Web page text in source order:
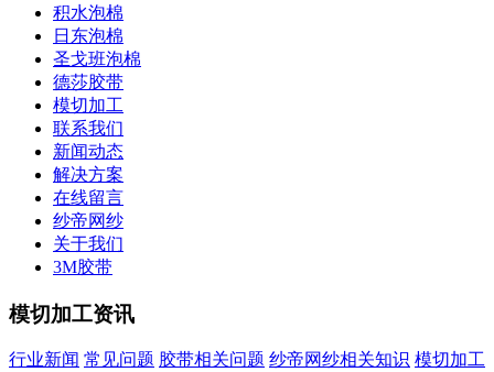
积水泡棉
日东泡棉
圣戈班泡棉
德莎胶带
模切加工
联系我们
新闻动态
解决方案
在线留言
纱帝网纱
关于我们
3M胶带
模切加工资讯
行业新闻 常见问题 胶带相关问题 纱帝网纱相关知识 模切加工